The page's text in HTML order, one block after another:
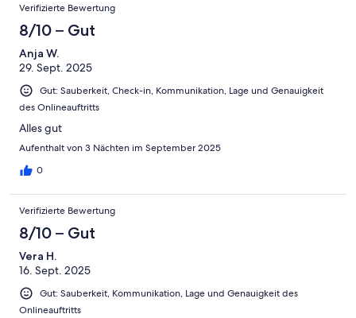
Verifizierte Bewertung
8/10 – Gut
Anja W.
29. Sept. 2025
Gut: Sauberkeit, Check-in, Kommunikation, Lage und Genauigkeit
des Onlineauftritts
Alles gut
Aufenthalt von 3 Nächten im September 2025
0
Verifizierte Bewertung
8/10 – Gut
Vera H.
16. Sept. 2025
Gut: Sauberkeit, Kommunikation, Lage und Genauigkeit des
Onlineauftritts